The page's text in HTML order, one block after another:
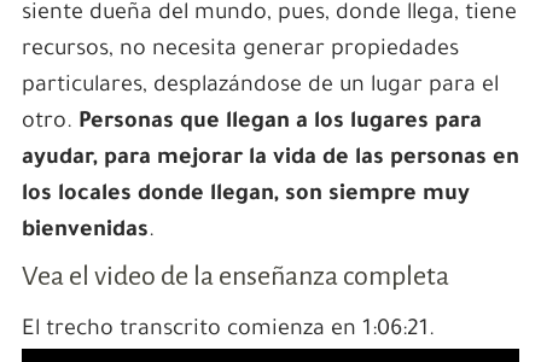
siente dueña del mundo, pues, donde llega, tiene
recursos, no necesita generar propiedades
particulares, desplazándose de un lugar para el
otro. Personas que llegan a los lugares para
ayudar, para mejorar la vida de las personas en
los locales donde llegan, son siempre muy
bienvenidas.
Vea el video de la enseñanza completa
El trecho transcrito comienza en 1:06:21.